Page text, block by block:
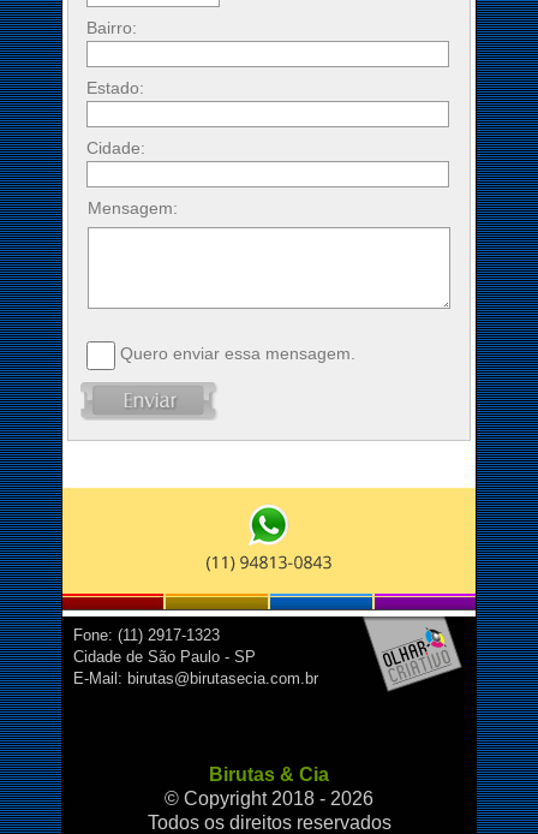
Bairro:
Estado:
Cidade:
Mensagem:
Quero enviar essa mensagem.
Fone: (11) 2917-1323
Cidade de São Paulo - SP
E-Mail: birutas@birutasecia.com.br
Birutas & Cia
© Copyright 2018 - 2026
Todos os direitos reservados